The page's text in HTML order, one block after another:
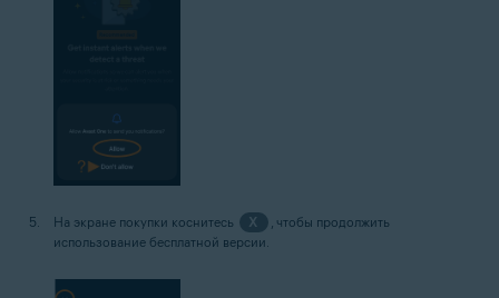
На экране покупки коснитесь X
, чтобы продолжить
использование бесплатной версии.